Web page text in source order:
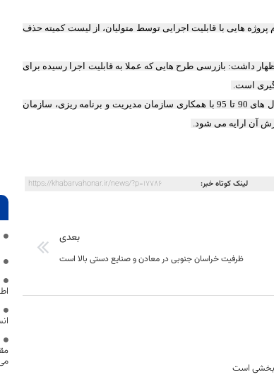
هایی با قابلیت اجرایی توسط متولیان، از لیست کمیته حذف
داشت: بازرسی طرح هایی که عملا به قابلیت اجرا رسیده برای
است.
وی گفت: طرح پژوهشی برای بررسی عملکرد استان در تامین مالی سال های 90 تا 95 با همکاری سازمان مدیریت و برنامه ریزی، سازمان
آن ارایه می شود.
لینک کوتاه خبر: https://khabarvahonar.ir/news/?p=17786
بعدی
ظرفیت خراسان جنوبی در معادن و صنایع دستی بالا است
است